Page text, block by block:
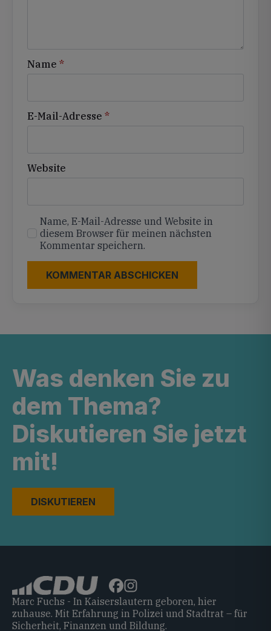
Name *
E-Mail-Adresse *
Website
Name, E-Mail-Adresse und Website in
diesem Browser für meinen nächsten
Kommentar speichern.
Was denken Sie zu
dem Thema?
Diskutieren Sie jetzt
mit!
DISKUTIEREN
Marc Fuchs - In Kaiserslautern geboren, hier
zuhause. Mit Erfahrung in Polizei und Stadtrat – für
Sicherheit, Finanzen und Bildung.